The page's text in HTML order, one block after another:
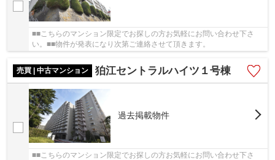
■■こちらのマンション限定でお探しの方お気軽にお問い合わせ下さ
い。■■物件が発表になり次第ご連絡させて頂きます。
売買 | 中古マンション 狛江セントラルハイツ１号棟
過去掲載物件
■■こちらのマンション限定でお探しの方お気軽にお問い合わせ下さ